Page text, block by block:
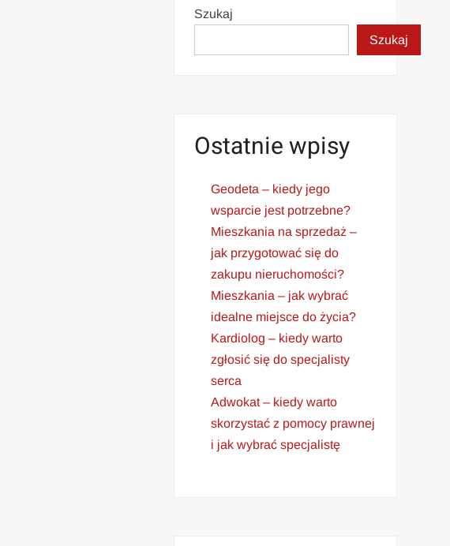
Szukaj
Szukaj
Ostatnie wpisy
Geodeta – kiedy jego
wsparcie jest potrzebne?
Mieszkania na sprzedaż –
jak przygotować się do
zakupu nieruchomości?
Mieszkania – jak wybrać
idealne miejsce do życia?
Kardiolog – kiedy warto
zgłosić się do specjalisty
serca
Adwokat – kiedy warto
skorzystać z pomocy prawnej
i jak wybrać specjalistę